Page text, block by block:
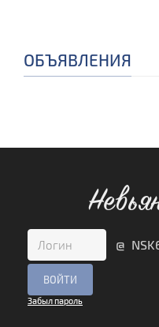
ОБЪЯВЛЕНИЯ
@
Забыл пароль